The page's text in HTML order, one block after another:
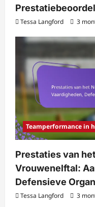
Tessa Langford 3
Teamperformance in
Prestaties van
Vrouwenelftal:
Defensieve
Tessa Langford 3